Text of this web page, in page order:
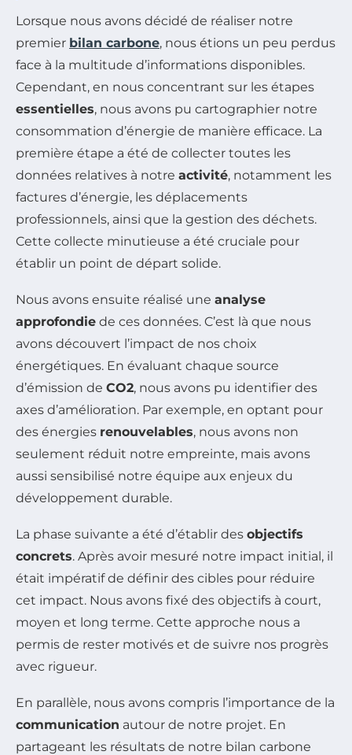
Lorsque nous avons décidé de réaliser notre
premier bilan carbone, nous étions un peu perdus
face à la multitude d’informations disponibles.
Cependant, en nous concentrant sur les étapes
essentielles, nous avons pu cartographier notre
consommation d’énergie de manière efficace. La
première étape a été de collecter toutes les
données relatives à notre activité, notamment les
factures d’énergie, les déplacements
professionnels, ainsi que la gestion des déchets.
Cette collecte minutieuse a été cruciale pour
établir un point de départ solide.
Nous avons ensuite réalisé une analyse
approfondie de ces données. C’est là que nous
avons découvert l’impact de nos choix
énergétiques. En évaluant chaque source
d’émission de CO2, nous avons pu identifier des
axes d’amélioration. Par exemple, en optant pour
des énergies renouvelables, nous avons non
seulement réduit notre empreinte, mais avons
aussi sensibilisé notre équipe aux enjeux du
développement durable.
La phase suivante a été d’établir des objectifs
concrets. Après avoir mesuré notre impact initial, il
était impératif de définir des cibles pour réduire
cet impact. Nous avons fixé des objectifs à court,
moyen et long terme. Cette approche nous a
permis de rester motivés et de suivre nos progrès
avec rigueur.
En parallèle, nous avons compris l’importance de la
communication autour de notre projet. En
partageant les résultats de notre bilan carbone